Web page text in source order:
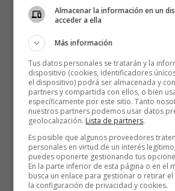
Almacenar la información en un
acceder a ella
Más información
Tus datos personales se tratarán y la
dispositivo (cookies, identificadores
el dispositivo) podrá ser almacenada y
partners y compartida con ellos, o bien
específicamente por este sitio. Tanto
nuestros partners podemos usar datos
geolocalización. Lista de partners.
Es posible que algunos proveedores
personales en virtud de un interés
puedes oponerte gestionando tus
En la parte inferior de esta página o en el
busca un enlace para gestionar o retirar
la configuración de privacidad y cookies.